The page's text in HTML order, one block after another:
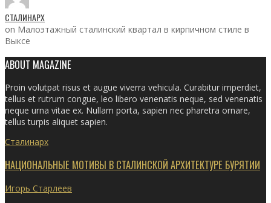
СТАЛИНАРХ
on Малоэтажный сталинский квартал в кирпичном стиле в
Выксе
ABOUT MAGAZINE
Proin volutpat risus et augue viverra vehicula. Curabitur imperdiet,
tellus et rutrum congue, leo libero venenatis neque, sed venenatis
neque urna vitae ex. Nullam porta, sapien nec pharetra ornare,
tellus turpis aliquet sapien.
Сталинарх
НАЦИОНАЛЬНЫЕ МОТИВЫ В СТАЛИНСКОЙ АРХИТЕКТУРЕ БУРЯТИИ
Игорь Старлеев